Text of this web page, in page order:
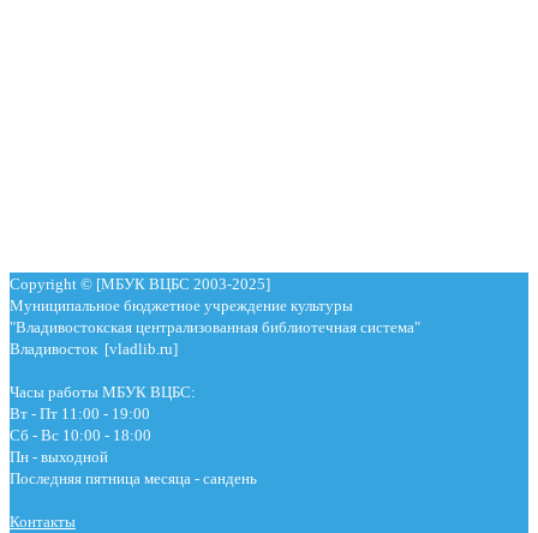
Copyright © [МБУК ВЦБС 2003-2025]
Муниципальное бюджетное учреждение культуры
"Владивостокская централизованная библиотечная система"
Владивосток [vladlib.ru]
Часы работы МБУК ВЦБС:
Вт - Пт 11:00 - 19:00
Сб - Вс 10:00 - 18:00
Пн - выходной
Последняя пятница месяца - сандень
Контакты